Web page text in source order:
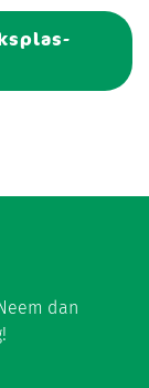
dan